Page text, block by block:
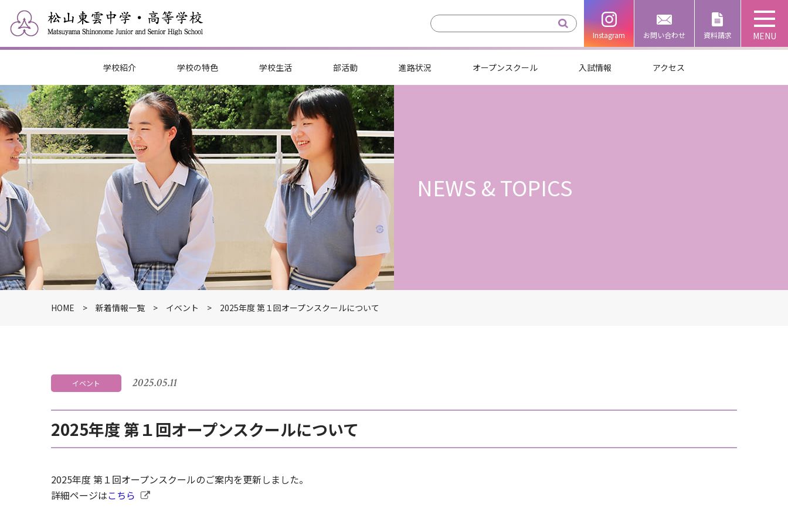
Instagram お問い合わせ 資料請求
学校紹介 学校の特色 学校生活 部活動 進路状況 オープンスクール 入試情報 アクセス
NEWS & TOPICS
HOME 新着情報一覧 イベント 2025年度 第１回オープンスクールについて
イベント 2025.05.11
2025年度 第１回オープンスクールについて
2025年度 第１回オープンスクールのご案内を更新しました。
詳細ページはこちら